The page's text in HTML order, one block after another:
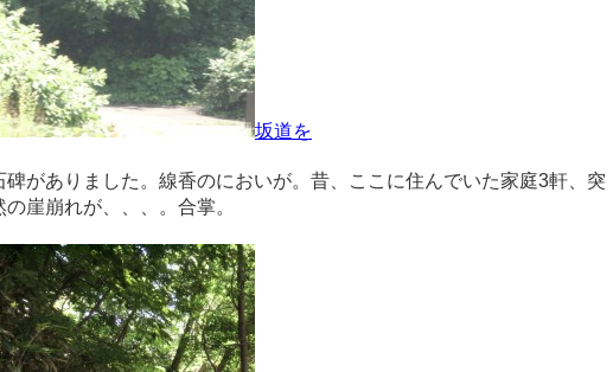
坂道を
碑がありました。線香のにおいが。昔、ここに住んでいた家庭3軒、突
の崖崩れが、、、。合掌。